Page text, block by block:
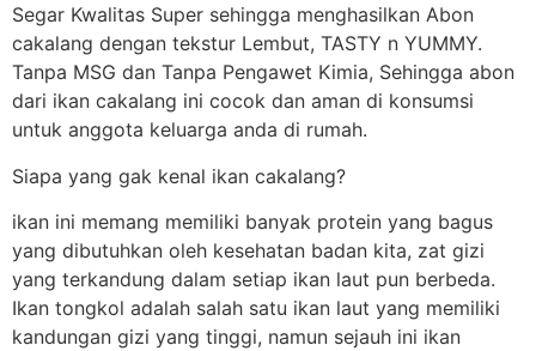
Segar Kwalitas Super sehingga menghasilkan Abon
cakalang dengan tekstur Lembut, TASTY n YUMMY.
Tanpa MSG dan Tanpa Pengawet Kimia, Sehingga abon
dari ikan cakalang ini cocok dan aman di konsumsi
untuk anggota keluarga anda di rumah.
Siapa yang gak kenal ikan cakalang?
ikan ini memang memiliki banyak protein yang bagus
yang dibutuhkan oleh kesehatan badan kita, zat gizi
yang terkandung dalam setiap ikan laut pun berbeda.
Ikan tongkol adalah salah satu ikan laut yang memiliki
kandungan gizi yang tinggi, namun sejauh ini ikan